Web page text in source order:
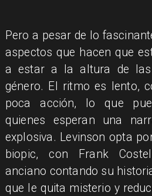
​Pero a pesar de lo
aspectos que hacen que
a estar a la altura de las
género. El ritmo es lento,
poca acción, lo que
quienes esperan una
explosiva. Levinson opta
biopic, con Frank
anciano contando su
que le quita misterio y